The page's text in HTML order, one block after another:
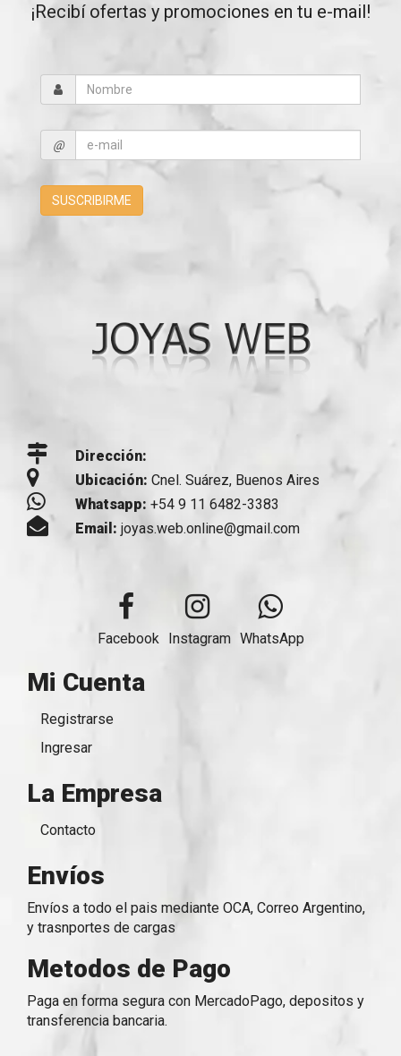
¡Recibí ofertas y promociones en tu e-mail!
@
SUSCRIBIRME
Dirección:
Ubicación: Cnel. Suárez, Buenos Aires
Whatsapp: +54 9 11 6482-3383
Email: joyas.web.online@gmail.com
Facebook Instagram WhatsApp
Mi Cuenta
Registrarse
Ingresar
La Empresa
Contacto
Envíos
Envíos a todo el pais mediante OCA, Correo Argentino,
y trasnportes de cargas
Metodos de Pago
Paga en forma segura con MercadoPago, depositos y
transferencia bancaria.